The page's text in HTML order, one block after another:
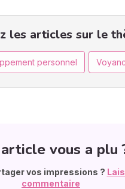
les articles sur le
personnel
vous a plu
vos impressions ?
commentaire